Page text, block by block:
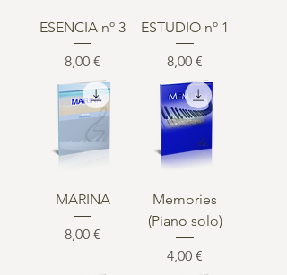
ESENCIA nº 3
Precio
8,00 €
ESTUDIO nº 1
Precio
8,00 €
MARINA
Precio
8,00 €
Memories
(Piano solo)
Precio
4,00 €